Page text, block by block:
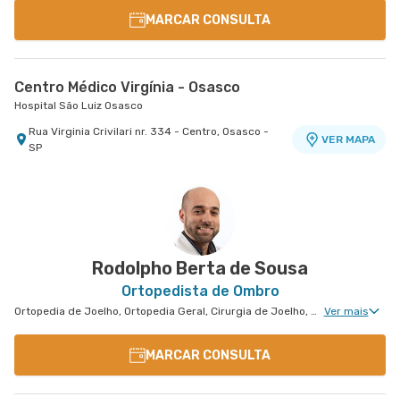
MARCAR CONSULTA
Centro Médico Virgínia - Osasco
Hospital São Luiz Osasco
Rua Virginia Crivilari nr. 334 - Centro, Osasco -
SP
VER MAPA
Rodolpho Berta de Sousa
Ortopedista de Ombro
Ortopedia de Joelho, Ortopedia Geral, Cirurgia de Joelho, Medicina Esportiva Clinica, Ortopedia de Cotovelo, Cirurgia de Cotovelo, Cirurgia de Ombro Ver mais
MARCAR CONSULTA